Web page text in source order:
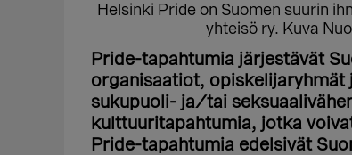
Helsinki Pride on Suomen suurin
yhteisö ry. Kuva
Pride-tapahtumia järjestävät
organisaatiot, opiskelijaryhmät
sukupuoli- ja/tai
kulttuuritapahtumia, jotka
Pride-tapahtumia edelsivät